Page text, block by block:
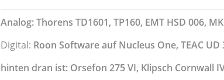
Analog: Thorens TD1601, TP160, EMT HSD 006,
Digital: Roon Software auf Nucleus One, TEAC UD
hinten dran ist: Orsefon 275 VI, Klipsch Cornwall